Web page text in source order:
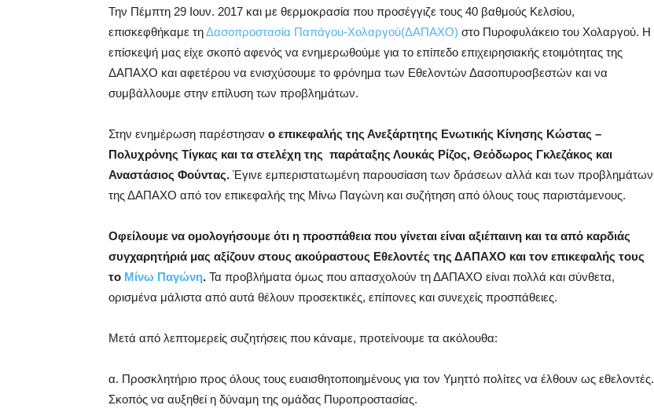
Την Πέμπτη 29 Ιουν. 2017 και με θερμοκρασία που προσέγγιζε τους 40 βαθμούς Κελσίου,
επισκεφθήκαμε τηΔασοπροστασία Παπάγου-Χολαργού(ΔΑΠΑΧΟ) στο Πυροφυλάκειο του Χολαργού. Η
επίσκεψή μας είχε σκοπό αφενός να ενημερωθούμε για το επίπεδο επιχειρησιακής ετοιμότητας της
ΔΑΠΑΧΟ και αφετέρου να ενισχύσουμε το φρόνημα των Εθελοντών Δασοπυροσβεστών και να
συμβάλλουμε στην επίλυση των προβλημάτων.
Στην ενημέρωση παρέστησαν ο επικεφαλής της Ανεξάρτητης Ενωτικής Κίνησης Κώστας –
Πολυχρόνης Τίγκας και τα στελέχη της παράταξης Λουκάς Ρίζος, Θεόδωρος Γκλεζάκος και
Αναστάσιος Φούντας. Έγινε εμπεριστατωμένη παρουσίαση των δράσεων αλλά και των προβλημάτων
της ΔΑΠΑΧΟ από τον επικεφαλής της Μίνω Παγώνη και συζήτηση από όλους τους παριστάμενους.
Οφείλουμε να ομολογήσουμε ότι η προσπάθεια που γίνεται είναι αξιέπαινη και τα από καρδιάς
συγχαρητήριά μας αξίζουν στους ακούραστους Εθελοντές της ΔΑΠΑΧΟ και τον επικεφαλής τους
το Μίνω Παγώνη. Τα προβλήματα όμως που απασχολούν τη ΔΑΠΑΧΟ είναι πολλά και σύνθετα,
ορισμένα μάλιστα από αυτά θέλουν προσεκτικές, επίπονες και συνεχείς προσπάθειες.
Μετά από λεπτομερείς συζητήσεις που κάναμε, προτείνουμε τα ακόλουθα:
α. Προσκλητήριο προς όλους τους ευαισθητοποιημένους για τον Υμηττό πολίτες να έλθουν ως εθελοντές.
Σκοπός να αυξηθεί η δύναμη της ομάδας Πυροπροστασίας.